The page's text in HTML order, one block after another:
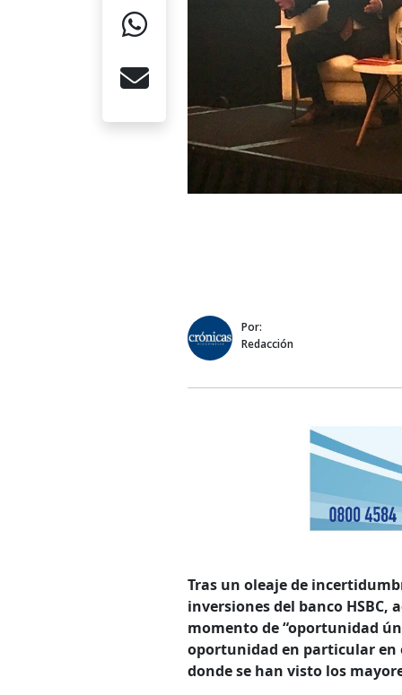
Por:
Redacción
Tras un oleaje de
inversiones del banco HSBC,
momento de “oportunidad
oportunidad en particular en
donde se han visto los